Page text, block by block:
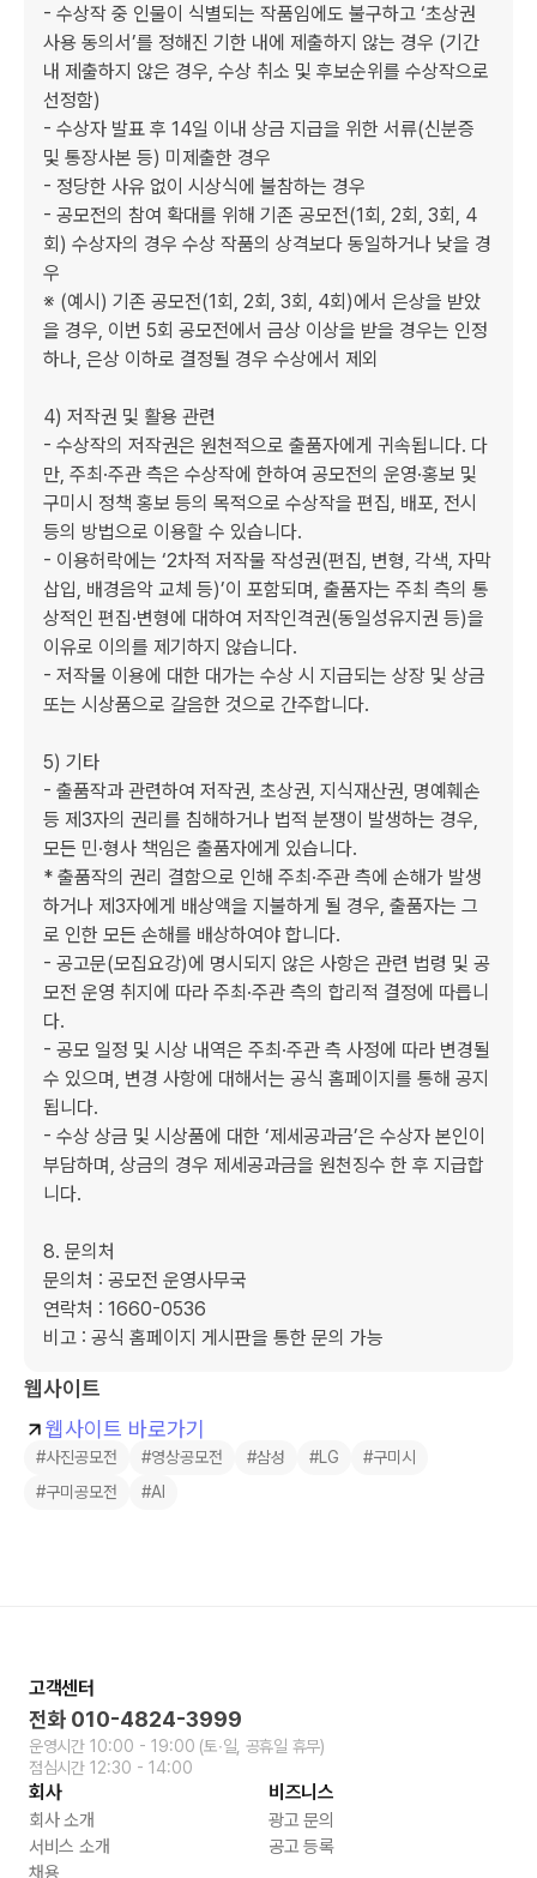
- 수상작 중 인물이 식별되는 작품임에도 불구하고 ‘초상권
사용 동의서’를 정해진 기한 내에 제출하지 않는 경우 (기간
내 제출하지 않은 경우, 수상 취소 및 후보순위를 수상작으로
선정함)
- 수상자 발표 후 14일 이내 상금 지급을 위한 서류(신분증
및 통장사본 등) 미제출한 경우
- 정당한 사유 없이 시상식에 불참하는 경우
- 공모전의 참여 확대를 위해 기존 공모전(1회, 2회, 3회, 4
회) 수상자의 경우 수상 작품의 상격보다 동일하거나 낮을 경
우
※ (예시) 기존 공모전(1회, 2회, 3회, 4회)에서 은상을 받았
을 경우, 이번 5회 공모전에서 금상 이상을 받을 경우는 인정
하나, 은상 이하로 결정될 경우 수상에서 제외
4) 저작권 및 활용 관련
- 수상작의 저작권은 원천적으로 출품자에게 귀속됩니다. 다
만, 주최·주관 측은 수상작에 한하여 공모전의 운영·홍보 및
구미시 정책 홍보 등의 목적으로 수상작을 편집, 배포, 전시
등의 방법으로 이용할 수 있습니다.
- 이용허락에는 ‘2차적 저작물 작성권(편집, 변형, 각색, 자막
삽입, 배경음악 교체 등)’이 포함되며, 출품자는 주최 측의 통
상적인 편집·변형에 대하여 저작인격권(동일성유지권 등)을
이유로 이의를 제기하지 않습니다.
- 저작물 이용에 대한 대가는 수상 시 지급되는 상장 및 상금
또는 시상품으로 갈음한 것으로 간주합니다.
5) 기타
- 출품작과 관련하여 저작권, 초상권, 지식재산권, 명예훼손
등 제3자의 권리를 침해하거나 법적 분쟁이 발생하는 경우,
모든 민·형사 책임은 출품자에게 있습니다.
* 출품작의 권리 결함으로 인해 주최·주관 측에 손해가 발생
하거나 제3자에게 배상액을 지불하게 될 경우, 출품자는 그
로 인한 모든 손해를 배상하여야 합니다.
- 공고문(모집요강)에 명시되지 않은 사항은 관련 법령 및 공
모전 운영 취지에 따라 주최·주관 측의 합리적 결정에 따릅니
다.
- 공모 일정 및 시상 내역은 주최·주관 측 사정에 따라 변경될
수 있으며, 변경 사항에 대해서는 공식 홈페이지를 통해 공지
됩니다.
- 수상 상금 및 시상품에 대한 ‘제세공과금’은 수상자 본인이
부담하며, 상금의 경우 제세공과금을 원천징수 한 후 지급합
니다.
8. 문의처
문의처 : 공모전 운영사무국
연락처 : 1660-0536
비고 : 공식 홈페이지 게시판을 통한 문의 가능
웹사이트
웹사이트 바로가기
#사진공모전 #영상공모전 #삼성 #LG
#구미시
#구미공모전
#AI
고객센터
전화 010-4824-3999
운영시간 10:00 - 19:00 (토∙일, 공휴일 휴무)
점심시간 12:30 - 14:00
회사
회사 소개
서비스 소개
채용
비즈니스
광고 문의
공고 등록